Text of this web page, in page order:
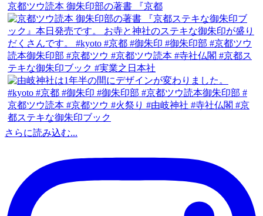
京都ツウ読本 御朱印部の著書 『京都
さらに読み込む...